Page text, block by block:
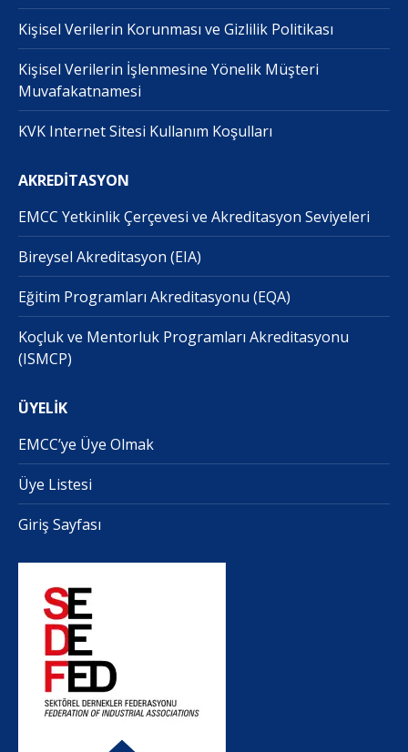
Kişisel Verilerin Korunması ve Gizlilik Politikası
Kişisel Verilerin İşlenmesine Yönelik Müşteri
Muvafakatnamesi
KVK Internet Sitesi Kullanım Koşulları
AKREDİTASYON
EMCC Yetkinlik Çerçevesi ve Akreditasyon Seviyeleri
Bireysel Akreditasyon (EIA)
Eğitim Programları Akreditasyonu (EQA)
Koçluk ve Mentorluk Programları Akreditasyonu
(ISMCP)
ÜYELİK
EMCC’ye Üye Olmak
Üye Listesi
Giriş Sayfası